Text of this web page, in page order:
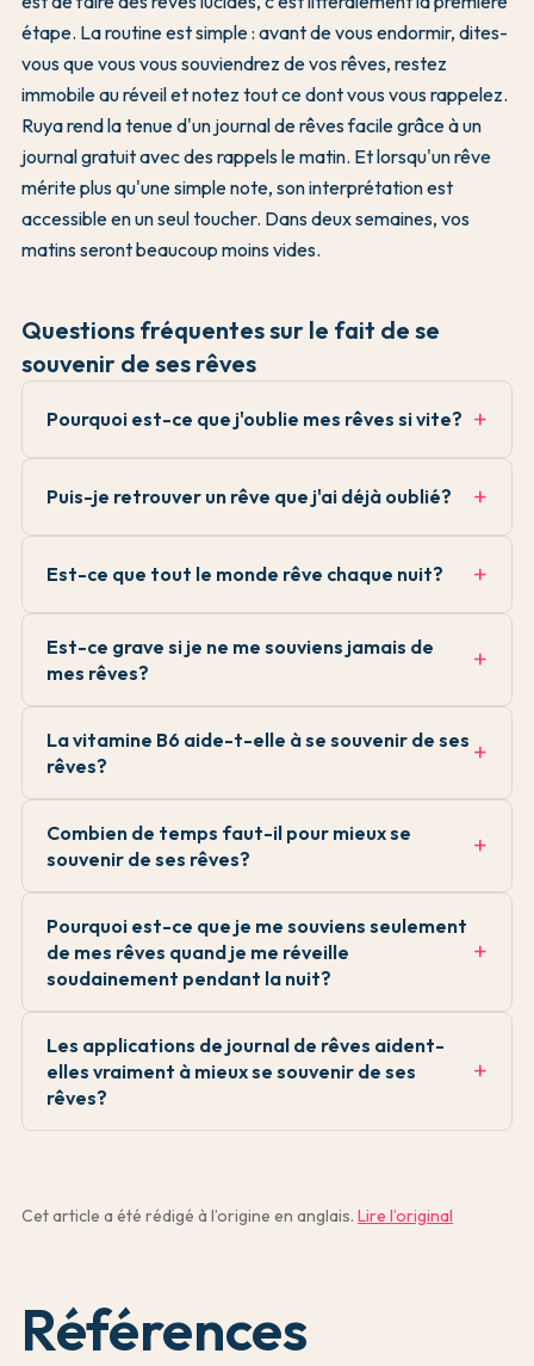
étape. La routine est simple : avant de vous endormir, dites-
vous que vous vous souviendrez de vos rêves, restez
immobile au réveil et notez tout ce dont vous vous rappelez.
Ruya rend la tenue d'un journal de rêves facile grâce à un
journal gratuit avec des rappels le matin. Et lorsqu'un rêve
mérite plus qu'une simple note, son interprétation est
accessible en un seul toucher. Dans deux semaines, vos
matins seront beaucoup moins vides.
Questions fréquentes sur le fait de se
souvenir de ses rêves
Pourquoi est-ce que j'oublie mes rêves si vite?
Puis-je retrouver un rêve que j'ai déjà oublié?
Est-ce que tout le monde rêve chaque nuit?
Est-ce grave si je ne me souviens jamais de
mes rêves?
La vitamine B6 aide-t-elle à se souvenir de ses
rêves?
Combien de temps faut-il pour mieux se
souvenir de ses rêves?
Pourquoi est-ce que je me souviens seulement
de mes rêves quand je me réveille
soudainement pendant la nuit?
Les applications de journal de rêves aident-
elles vraiment à mieux se souvenir de ses
rêves?
Cet article a été rédigé à l’origine en anglais. Lire l’original
Références